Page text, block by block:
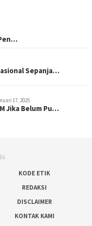
Sepanja…
17, 2025
Jika Belum Pu…
KODE ETIK
REDAKSI
DISCLAIMER
KONTAK KAMI